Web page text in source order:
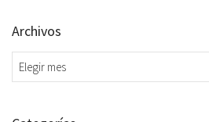
Archivos
Archivos